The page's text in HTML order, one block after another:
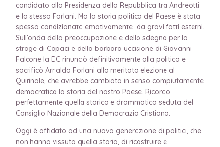
candidato alla Presidenza della Repubblica tra Andreotti
e lo stesso Forlani. Ma la storia politica del Paese è stata
spesso condizionata emotivamente da gravi fatti esterni.
Sull’onda della preoccupazione e dello sdegno per la
strage di Capaci e della barbara uccisione di Giovanni
Falcone la DC rinunciò definitivamente alla politica e
sacrificò Arnaldo Forlani alla meritata elezione al
Quirinale, che avrebbe cambiato in senso compiutamente
democratico la storia del nostro Paese. Ricordo
perfettamente quella storica e drammatica seduta del
Consiglio Nazionale della Democrazia Cristiana.
Oggi è affidato ad una nuova generazione di politici, che
non hanno vissuto quella storia, di ricostruire e